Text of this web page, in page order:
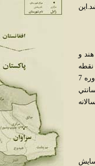
738 کيلومتر مي‌باشد.اين
و
کشور در زمستان وخنک‌ترين بندر جنوبي ايران در تابستان مي‌باشد.متوسط دماي حداکثر (در خرداد ماه) طي يک دوره 7
سانتي گراد.ومتوسط دما درطول سال 26 درجه سانتي
سالانه